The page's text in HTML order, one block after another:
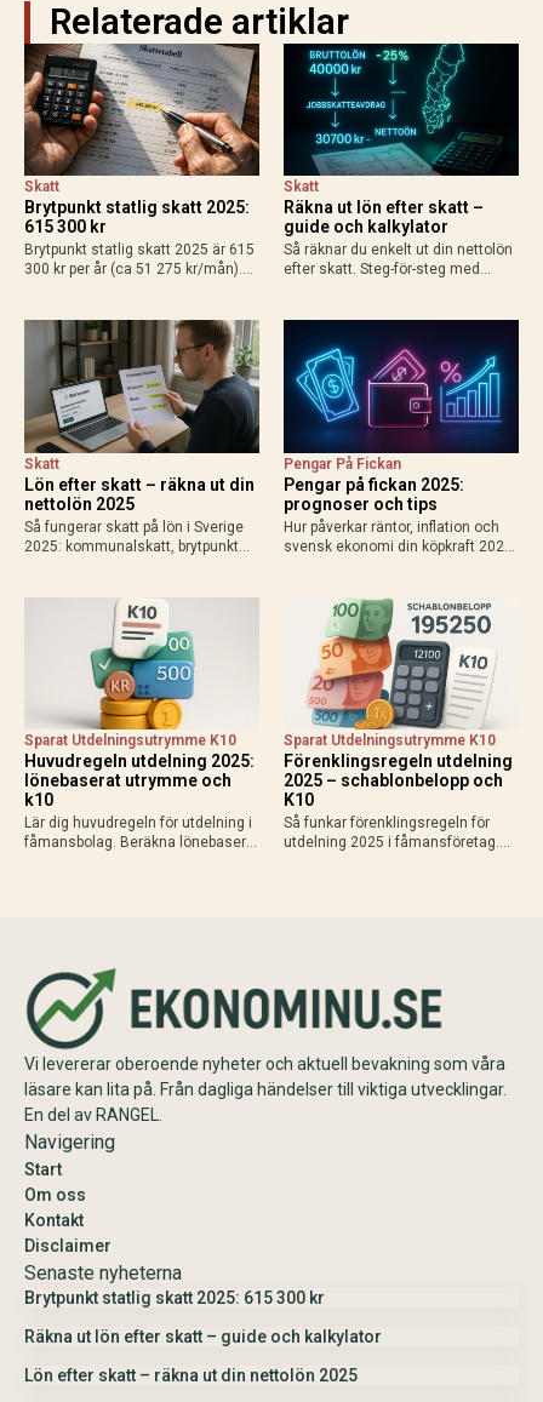
Relaterade artiklar
Brytpunkt statlig skatt 2025:
615 300 kr
Skatt
Brytpunkt statlig skatt 2025 är 615
300 kr per år (ca 51 275 kr/mån).
löntagare och pensionärer. Så
påverkas din plånbok!
Räkna ut lön efter skatt –
guide och kalkylator
Skatt
Så räknar du enkelt ut din nettolön
efter skatt. Steg-för-steg med
resultat 2025.
Lön efter skatt – räkna ut din
nettolön 2025
Skatt
Så fungerar skatt på lön i Sverige
2025: kommunalskatt, brytpunkt
Exempel, kalkylatorer och tips för
att räkna ut vad du får…
Pengar på fickan 2025:
prognoser och tips
Pengar På Fickan
Hur påverkar räntor, inflation och
svensk ekonomi din köpkraft 2025?
praktiska tips för att maximera
disponibel inkomst.
Huvudregeln utdelning 2025:
lönebaserat utrymme och
k10
Sparat Utdelningsutrymme K10
Lär dig huvudregeln för utdelning i
fåmansbolag. Beräkna lönebaserat
Förenklingsregeln utdelning
2025 – schablonbelopp och
K10
Sparat Utdelningsutrymme K10
Så funkar förenklingsregeln för
utdelning 2025 i fåmansföretag.
Vi levererar oberoende nyheter och aktuell bevakning som våra
läsare kan lita på. Från dagliga händelser till viktiga utvecklingar.
En del av RANGEL.
Navigering
Start
Om oss
Kontakt
Disclaimer
Senaste nyheterna
Brytpunkt statlig skatt 2025: 615 300 kr
Räkna ut lön efter skatt – guide och kalkylator
Lön efter skatt – räkna ut din nettolön 2025